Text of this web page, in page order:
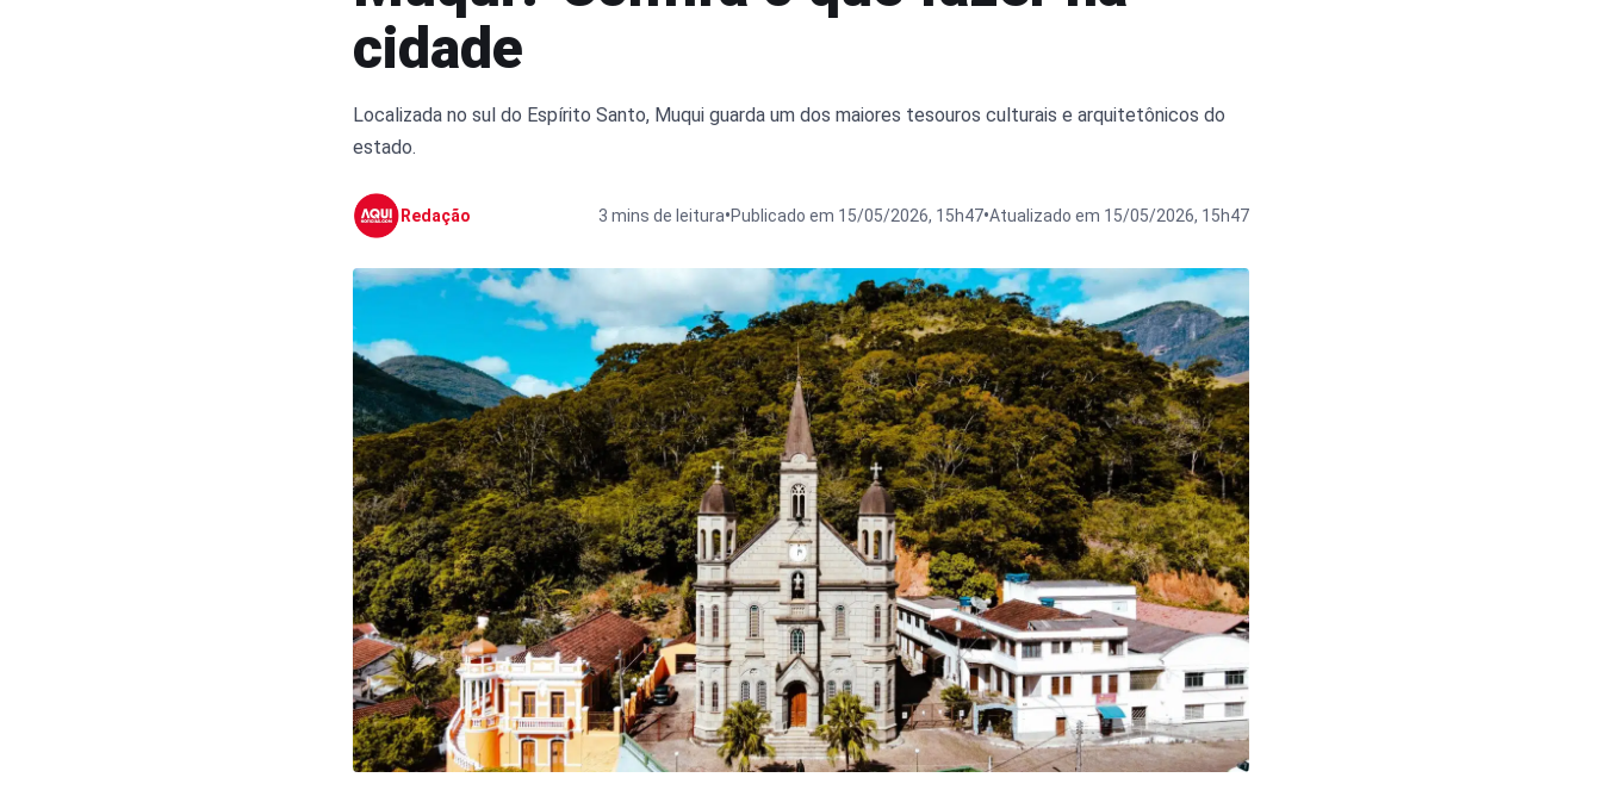
cidade
Localizada no sul do Espírito Santo, Muqui guarda um dos maiores tesouros culturais e arquitetônicos do
estado.
Redação 3 mins de leitura•Publicado em 15/05/2026, 15h47•Atualizado em 15/05/2026, 15h47